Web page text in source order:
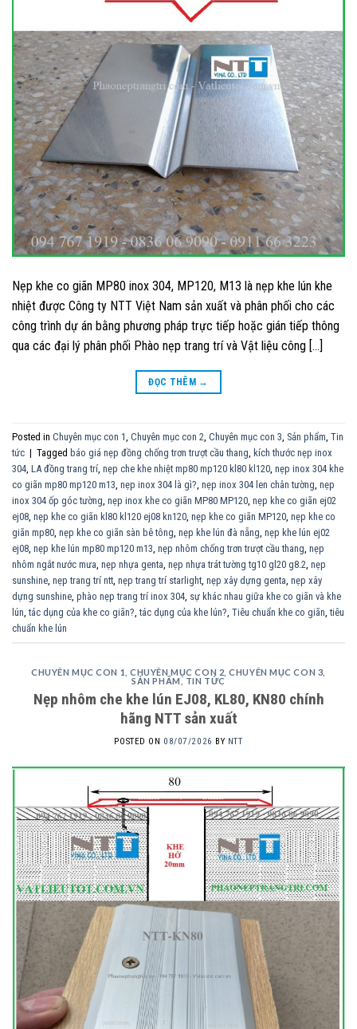
Nẹp khe co giãn MP80 inox 304, MP120, M13 là nẹp khe lún khe
nhiệt được Công ty NTT Việt Nam sản xuất và phân phối cho các
công trình dự án bằng phương pháp trực tiếp hoặc gián tiếp thông
qua các đại lý phân phối Phào nẹp trang trí và Vật liệu công […]
ĐỌC THÊM →
Posted in Chuyên mục con 1 Chuyên mục con 2 Chuyên mục con 3 Sản phẩm Tin
tức | Tagged báo giá nẹp đồng chống trơn trượt cầu thang kích thước nẹp inox
304 LA đồng trang trí nẹp che khe nhiệt mp80 mp120 kl80 kl120 nẹp inox 304 khe
co giãn mp80 mp120 m13 nẹp inox 304 là gì? nẹp inox 304 len chân tường nẹp
inox 304 ốp góc tường nẹp inox khe co giãn MP80 MP120 nẹp khe co giãn ej02
ej08 nẹp khe co giãn kl80 kl120 ej08 kn120 nẹp khe co giãn MP120 nẹp khe co
giãn mp80 nẹp khe co giãn sàn bê tông nẹp khe lún đà nẵng nẹp khe lún ej02
ej08 nẹp khe lún mp80 mp120 m13 nẹp nhôm chống trơn trượt cầu thang nẹp
nhôm ngắt nước mưa nẹp nhựa genta nẹp nhựa trát tường tg10 gl20 g8.2 nẹp
sunshine nẹp trang trí ntt nẹp trang trí starlight nẹp xây dựng genta nẹp xây
dựng sunshine phào nẹp trang trí inox 304 sự khác nhau giữa khe co giãn và khe
lún ,tác dụng của khe co giãn? ,tác dụng của khe lún? Tiêu chuẩn khe co giãn ,tiêu
chuẩn khe lún
CHUYÊN MỤC CON 1 ,CHUYÊN MỤC CON 2 ,CHUYÊN MỤC CON 3
SẢN PHẨM
TIN TỨC
Nẹp nhôm che khe lún EJ08, KL80, KN80 chính
hãng NTT sản xuất
POSTED ON 08/07/2026 BY NTT